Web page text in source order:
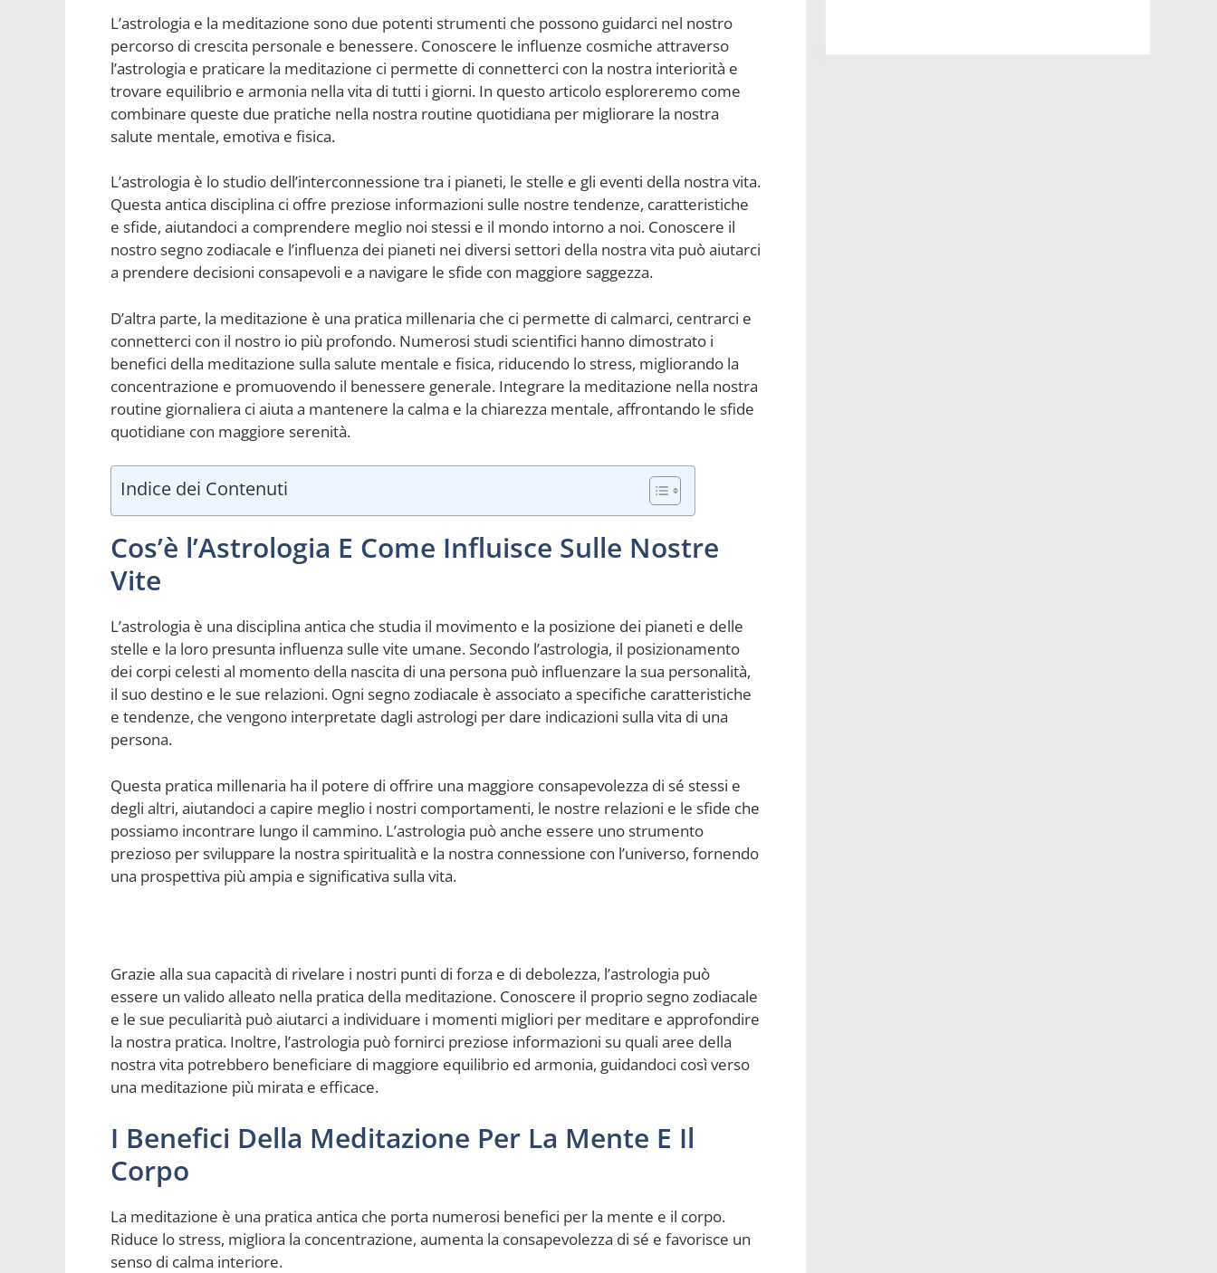
L’astrologia e la meditazione sono due potenti strumenti che possono guidarci nel nostro
percorso di crescita personale e benessere. Conoscere le influenze cosmiche attraverso
l’astrologia e praticare la meditazione ci permette di connetterci con la nostra interiorità e
trovare equilibrio e armonia nella vita di tutti i giorni. In questo articolo esploreremo come
combinare queste due pratiche nella nostra routine quotidiana per migliorare la nostra
salute mentale, emotiva e fisica.
L’astrologia è lo studio dell’interconnessione tra i pianeti, le stelle e gli eventi della nostra vita.
Questa antica disciplina ci offre preziose informazioni sulle nostre tendenze, caratteristiche
e sfide, aiutandoci a comprendere meglio noi stessi e il mondo intorno a noi. Conoscere il
nostro segno zodiacale e l’influenza dei pianeti nei diversi settori della nostra vita può aiutarci
a prendere decisioni consapevoli e a navigare le sfide con maggiore saggezza.
D’altra parte, la meditazione è una pratica millenaria che ci permette di calmarci, centrarci e
connetterci con il nostro io più profondo. Numerosi studi scientifici hanno dimostrato i
benefici della meditazione sulla salute mentale e fisica, riducendo lo stress, migliorando la
concentrazione e promuovendo il benessere generale. Integrare la meditazione nella nostra
routine giornaliera ci aiuta a mantenere la calma e la chiarezza mentale, affrontando le sfide
quotidiane con maggiore serenità.
Indice dei Contenuti
Cos’è l’Astrologia E Come Influisce Sulle Nostre
Vite
L’astrologia è una disciplina antica che studia il movimento e la posizione dei pianeti e delle
stelle e la loro presunta influenza sulle vite umane. Secondo l’astrologia, il posizionamento
dei corpi celesti al momento della nascita di una persona può influenzare la sua personalità,
il suo destino e le sue relazioni. Ogni segno zodiacale è associato a specifiche caratteristiche
e tendenze, che vengono interpretate dagli astrologi per dare indicazioni sulla vita di una
persona.
Questa pratica millenaria ha il potere di offrire una maggiore consapevolezza di sé stessi e
degli altri, aiutandoci a capire meglio i nostri comportamenti, le nostre relazioni e le sfide che
possiamo incontrare lungo il cammino. L’astrologia può anche essere uno strumento
prezioso per sviluppare la nostra spiritualità e la nostra connessione con l’universo, fornendo
una prospettiva più ampia e significativa sulla vita.
Grazie alla sua capacità di rivelare i nostri punti di forza e di debolezza, l’astrologia può
essere un valido alleato nella pratica della meditazione. Conoscere il proprio segno zodiacale
e le sue peculiarità può aiutarci a individuare i momenti migliori per meditare e approfondire
la nostra pratica. Inoltre, l’astrologia può fornirci preziose informazioni su quali aree della
nostra vita potrebbero beneficiare di maggiore equilibrio ed armonia, guidandoci così verso
una meditazione più mirata e efficace.
I Benefici Della Meditazione Per La Mente E Il
Corpo
La meditazione è una pratica antica che porta numerosi benefici per la mente e il corpo.
Riduce lo stress, migliora la concentrazione, aumenta la consapevolezza di sé e favorisce un
senso di calma interiore.